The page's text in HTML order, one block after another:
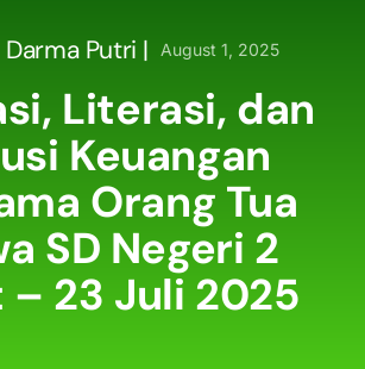
Darma Putri | August 1, 2025
Literasi, dan
Keuangan
Orang Tua
SD Negeri 2
– 23 Juli 2025